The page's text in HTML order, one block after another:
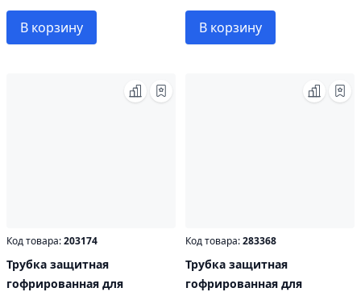
В корзину В корзину
Код товара:203174
Трубка защитная
гофрированная для
Код товара:283368
Трубка защитная
гофрированная для